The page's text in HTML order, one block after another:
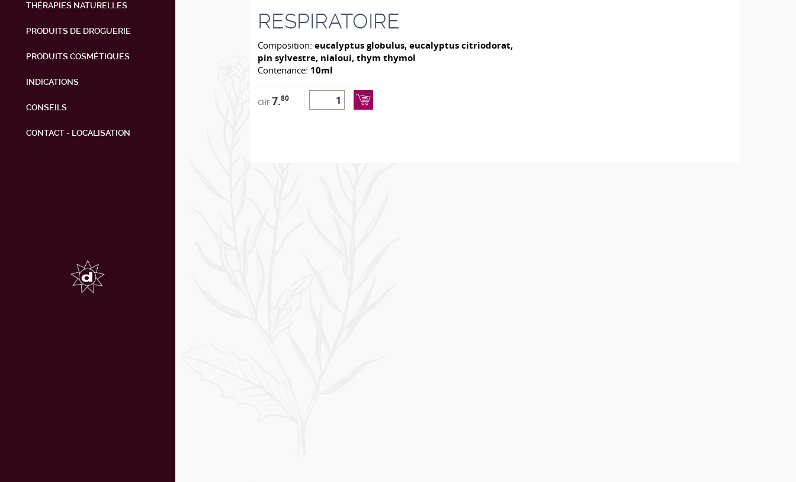
THÉRAPIES NATURELLES
PRODUITS DE DROGUERIE
PRODUITS COSMÉTIQUES
INDICATIONS
CONSEILS
CONTACT - LOCALISATION
RESPIRATOIRE
Composition: eucalyptus globulus, eucalyptus citriodorat,
pin sylvestre, nialoui, thym thymol
Contenance: 10ml
CHF 7.80